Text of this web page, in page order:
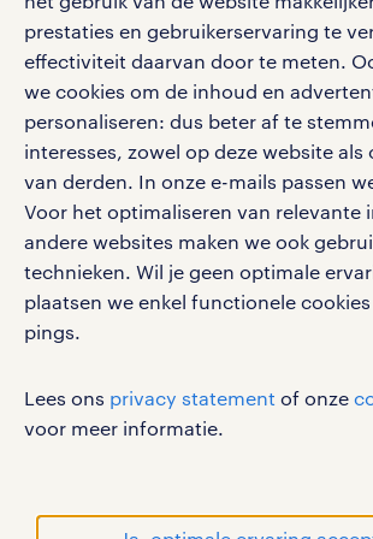
prestaties en gebruikerservaring te
effectiviteit daarvan door te meten.
we cookies om de inhoud en
personaliseren: dus beter af te
interesses, zowel op deze website als
van derden. In onze e-mails passen
Voor het optimaliseren van relevante
andere websites maken we ook
technieken. Wil je geen optimale
plaatsen we enkel functionele
pings.
Lees ons privacy statement of onze
voor meer informatie.
social media
Volg ons voor de leukste content
vacatures, solliciteren en inspiratie.
werken bij randstad
gebruikersvoorwaarden
privacystatement
cookies
handelsmerken van Randstad N.V.